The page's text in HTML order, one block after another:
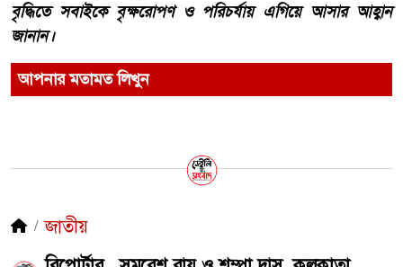
বৃদ্ধিতে সবাইকে বৃক্ষরোপণ ও পরিচর্যায় এগিয়ে আসার আহ্বান
জানান।
আপনার মতামত লিখুন
জাতীয়